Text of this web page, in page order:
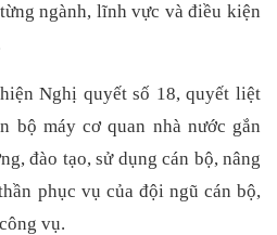
ngành, lĩnh vực và điều kiện
Nghị quyết số 18, quyết liệt
bộ máy cơ quan nhà nước gắn
đào tạo, sử dụng cán bộ, nâng
phục vụ của đội ngũ cán bộ,
vụ.